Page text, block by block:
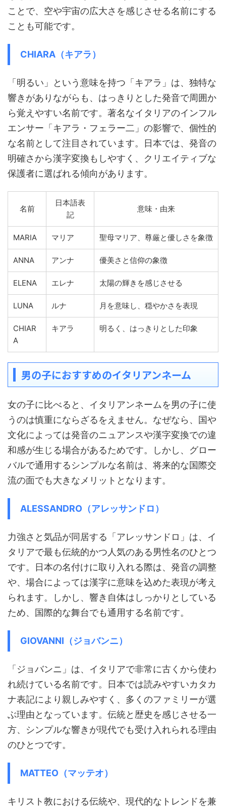
ことで、空や宇宙の広大さを感じさせる名前にする
ことも可能です。
CHIARA（キアラ）
「明るい」という意味を持つ「キアラ」は、独特な
響きがありながらも、はっきりとした発音で周囲か
ら覚えやすい名前です。著名なイタリアのインフル
エンサー「キアラ・フェラー二」の影響で、個性的
な名前として注目されています。日本では、発音の
明確さから漢字変換もしやすく、クリエイティブな
保護者に選ばれる傾向があります。
名前
日本語表
記
意味・由来
MARIA マリア 聖母マリア、尊厳と優しさを象徴
ANNA アンナ 優美さと信仰の象徴
ELENA エレナ 太陽の輝きを感じさせる
LUNA ルナ 月を意味し、穏やかさを表現
CHIAR
A
キアラ 明るく、はっきりとした印象
男の子におすすめのイタリアンネーム
女の子に比べると、イタリアンネームを男の子に使
うのは慎重にならざるをえません。なぜなら、国や
文化によっては発音のニュアンスや漢字変換での違
和感が生じる場合があるためです。しかし、グロー
バルで通用するシンプルな名前は、将来的な国際交
流の面でも大きなメリットとなります。
ALESSANDRO（アレッサンドロ）
力強さと気品が同居する「アレッサンドロ」は、イ
タリアで最も伝統的かつ人気のある男性名のひとつ
です。日本の名付けに取り入れる際は、発音の調整
や、場合によっては漢字に意味を込めた表現が考え
られます。しかし、響き自体はしっかりとしている
ため、国際的な舞台でも通用する名前です。
GIOVANNI（ジョバンニ）
「ジョバンニ」は、イタリアで非常に古くから使わ
れ続けている名前です。日本では読みやすいカタカ
ナ表記により親しみやすく、多くのファミリーが選
ぶ理由となっています。伝統と歴史を感じさせる一
方、シンプルな響きが現代でも受け入れられる理由
のひとつです。
MATTEO（マッテオ）
キリスト教における伝統や、現代的なトレンドを兼